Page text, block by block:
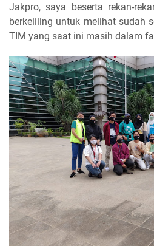
Jakpro, saya beserta rekan-
berkeliling untuk melihat sudah
TIM yang saat ini masih dalam